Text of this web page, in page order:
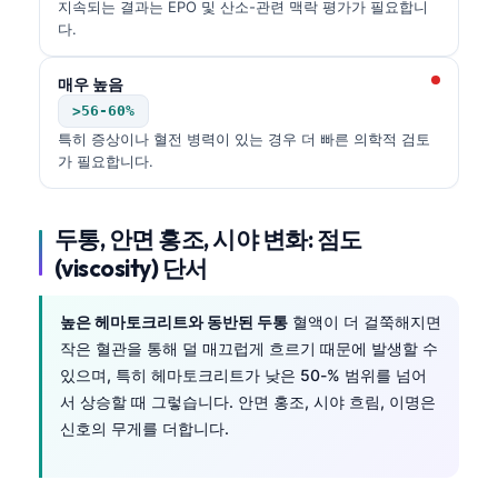
지속되는 결과는 EPO 및 산소-관련 맥락 평가가 필요합니
다.
매우 높음
>56-60%
특히 증상이나 혈전 병력이 있는 경우 더 빠른 의학적 검토
가 필요합니다.
두통, 안면 홍조, 시야 변화: 점도
(viscosity) 단서
높은 헤마토크리트와 동반된 두통 혈액이 더 걸쭉해지면
작은 혈관을 통해 덜 매끄럽게 흐르기 때문에 발생할 수
있으며, 특히 헤마토크리트가 낮은 50-% 범위를 넘어
서 상승할 때 그렇습니다. 안면 홍조, 시야 흐림, 이명은
신호의 무게를 더합니다.